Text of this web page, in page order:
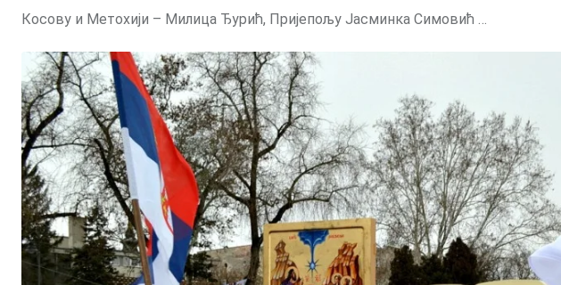
Косову и Метохији – Милица Ђурић, Пријепољу Јасминка Симовић …